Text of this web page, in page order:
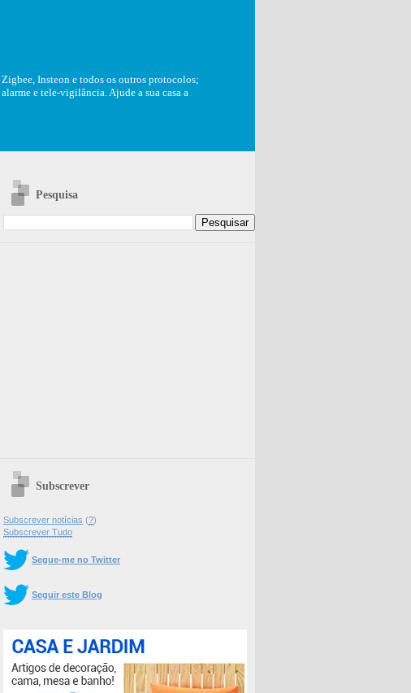
Insteon e todos os outros protocolos;
e tele-vigilância. Ajude a sua casa a
Pesquisa
Subscrever
Subscrever notícias (?)
Subscrever Tudo
Segue-me no Twitter
Seguir este Blog